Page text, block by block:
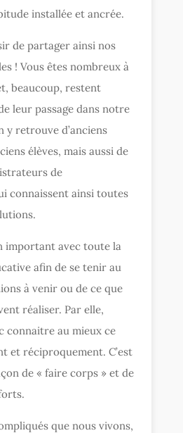
installée et ancrée.
de partager ainsi nos
! Vous êtes nombreux à
beaucoup, restent
leur passage dans notre
y retrouve d’anciens
élèves, mais aussi de
de
connaissent ainsi toutes
important avec toute la
afin de se tenir au
à venir ou de ce que
réaliser. Par elle,
connaitre au mieux ce
et réciproquement. C’est
de « faire corps » et de
que nous vivons,